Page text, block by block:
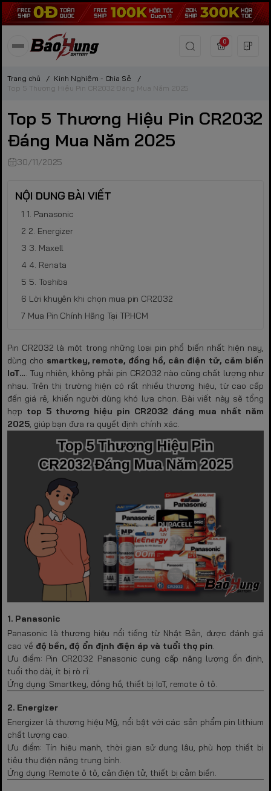
0
Trang chủ / Kinh Nghiệm - Chia Sẻ
/
Top 5 Thương Hiệu Pin CR2032 Đáng Mua Năm 2025
Top 5 Thương Hiệu Pin CR2032
Đáng Mua Năm 2025
30/11/2025
NỘI DUNG BÀI VIẾT
1. Panasonic
2. Energizer
3. Maxell
4. Renata
5. Toshiba
Lời khuyên khi chọn mua pin CR2032
Mua Pin Chính Hãng Tại TP.HCM
Pin CR2032 là một trong những loại pin phổ biến nhất hiện nay,
dùng cho smartkey, remote, đồng hồ, cân điện tử, cảm biến
IoT…. Tuy nhiên, không phải pin CR2032 nào cũng chất lượng như
nhau. Trên thị trường hiện có rất nhiều thương hiệu, từ cao cấp
đến giá rẻ, khiến người dùng khó lựa chọn. Bài viết này sẽ tổng
hợp top 5 thương hiệu pin CR2032 đáng mua nhất năm
2025, giúp bạn đưa ra quyết định chính xác.
1. Panasonic
Panasonic là thương hiệu nổi tiếng từ Nhật Bản, được đánh giá
cao về độ bền, độ ổn định điện áp và tuổi thọ pin.
Ưu điểm: Pin CR2032 Panasonic cung cấp năng lượng ổn định,
tuổi thọ dài, ít bị rò rỉ.
Ứng dụng: Smartkey, đồng hồ, thiết bị IoT, remote ô tô.
2. Energizer
Energizer là thương hiệu Mỹ, nổi bật với các sản phẩm pin lithium
chất lượng cao.
Ưu điểm: Tín hiệu mạnh, thời gian sử dụng lâu, phù hợp thiết bị
tiêu thụ điện năng trung bình.
Ứng dụng: Remote ô tô, cân điện tử, thiết bị cảm biến.